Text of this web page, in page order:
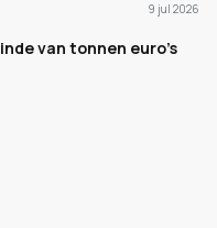
9 jul 2026
van tonnen euro's